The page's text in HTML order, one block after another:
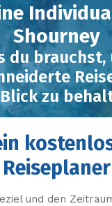
Shourney
du brauchst,
zu
Reiseplaner
und den